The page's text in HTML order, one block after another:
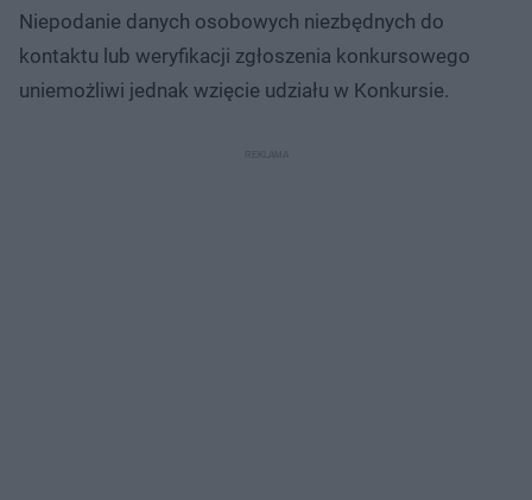
Niepodanie danych osobowych niezbędnych do
kontaktu lub weryfikacji zgłoszenia konkursowego
uniemożliwi jednak wzięcie udziału w Konkursie.